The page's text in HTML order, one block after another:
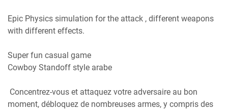
Epic Physics simulation for the attack , different weapons
with different effects.
Super fun casual game
Cowboy Standoff style arabe
Concentrez-vous et attaquez votre adversaire au bon
moment, débloquez de nombreuses armes, y compris des